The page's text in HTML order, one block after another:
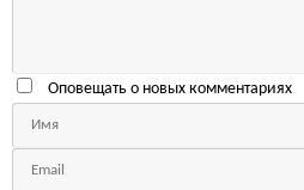
Оповещать о новых комментариях